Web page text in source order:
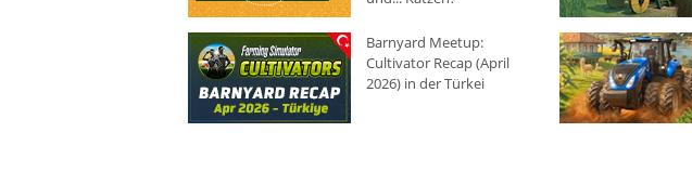
Barnyard Meetup:
Cultivator Recap (April
2026) in der Türkei